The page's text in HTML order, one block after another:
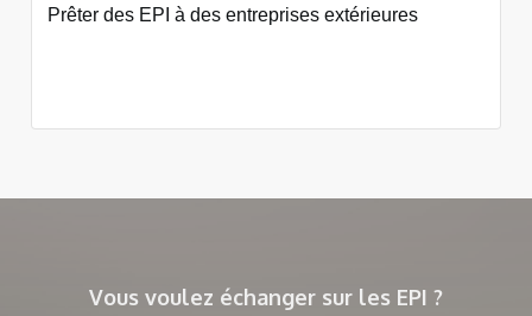
Prêter des EPI à des entreprises extérieures
Vous voulez échanger sur les EPI ?